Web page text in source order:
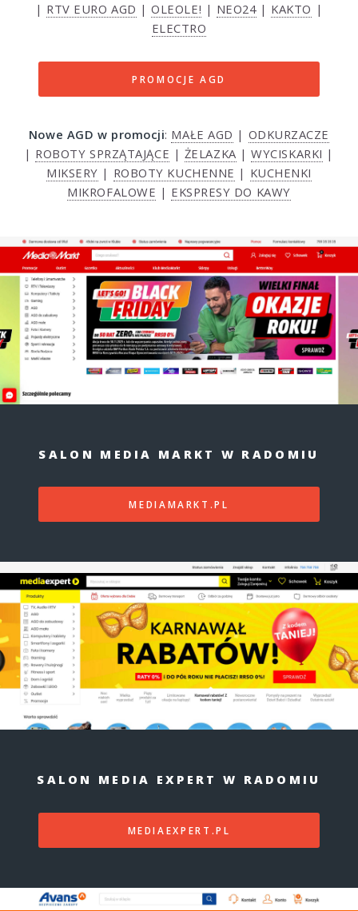
| RTV EURO AGD |OLEOLE! | NEO24| KAKTO |
ELECTRO
PROMOCJE AGD
Nowe AGD w promocji: MAŁE AGD | ODKURZACZE
| ROBOTY SPRZĄTAJĄCE | ŻELAZKA |WYCISKARKI |
MIKSERY | ROBOTY KUCHENNE | KUCHENKI
MIKROFALOWE | EKSPRESY DO KAWY
SALON MEDIA MARKT W RADOMIU
MEDIAMARKT.PL
SALON MEDIA EXPERT W RADOMIU
MEDIAEXPERT.PL